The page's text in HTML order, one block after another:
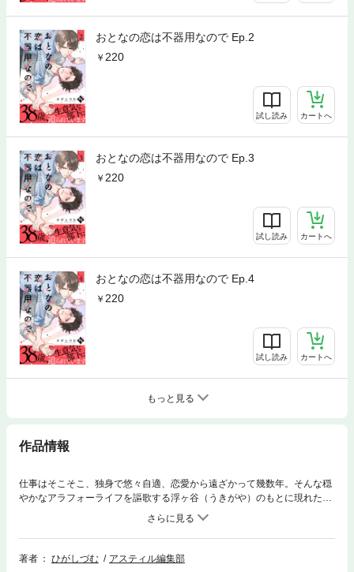
おとなの恋は不器用なので Ep.2
220
試し読み カートへ
おとなの恋は不器用なので Ep.3
220
試し読み カートへ
おとなの恋は不器用なので Ep.4
220
試し読み カートへ
もっと見る
作品情報
仕事はそこそこ、独身で悠々自適、恋愛から遠ざかって幾数年。そんな穏
やかなアラフォーライフを謳歌する浮ヶ谷（うきがや）のもとに現れたの
は、年下のイケメンエリート・進藤（しんどう）。進藤とはなにかと相性
が悪く、ナメられ怒られ、ふりまわされぎみ…。ノンケ食いまくりのビッ
チな過去がある浮ヶ谷は、進藤のイケメンっぷりに「昔なら狙ってたか
も」と思ったりもするけれど、ばかばかしいと己を一笑に付す。だがある
著者 ひがしづむ
アスティル編集部